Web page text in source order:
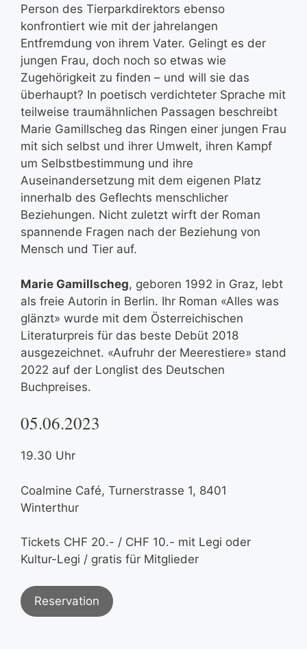
Person des Tierparkdirektors ebenso
konfrontiert wie mit der jahrelangen
Entfremdung von ihrem Vater. Gelingt es der
jungen Frau, doch noch so etwas wie
Zugehörigkeit zu finden – und will sie das
überhaupt? In poetisch verdichteter Sprache mit
teilweise traumähnlichen Passagen beschreibt
Marie Gamillscheg das Ringen einer jungen Frau
mit sich selbst und ihrer Umwelt, ihren Kampf
um Selbstbestimmung und ihre
Auseinandersetzung mit dem eigenen Platz
innerhalb des Geflechts menschlicher
Beziehungen. Nicht zuletzt wirft der Roman
spannende Fragen nach der Beziehung von
Mensch und Tier auf.
Marie Gamillscheg, geboren 1992 in Graz, lebt
als freie Autorin in Berlin. Ihr Roman «Alles was
glänzt» wurde mit dem Österreichischen
Literaturpreis für das beste Debüt 2018
ausgezeichnet. «Aufruhr der Meerestiere» stand
2022 auf der Longlist des Deutschen
Buchpreises.
05.06.2023
19.30 Uhr
Coalmine Café, Turnerstrasse 1, 8401
Winterthur
Tickets CHF 20.- / CHF 10.- mit Legi oder
Kultur-Legi / gratis für Mitglieder
Reservation